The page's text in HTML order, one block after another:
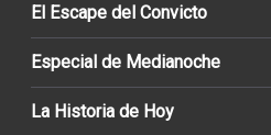
El Escape del Convicto
Especial de Medianoche
La Historia de Hoy